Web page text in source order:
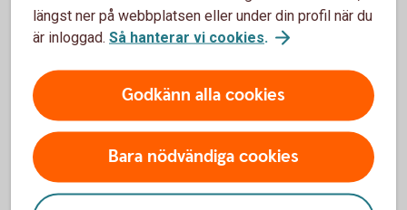
Företagskonton
Företagskonto
Klientmedelskonto
längst ner på webbplatsen eller under din profil när du
är inloggad. Så hanterar vi cookies.
Godkänn alla cookies
Bara nödvändiga cookies